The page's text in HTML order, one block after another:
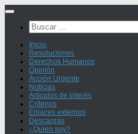
Saltar
contenidoBuscar:
Inicio
Resoluciones
Derechos Humanos
Opinión
Acción Urgente
Noticias
Artículos de interés
Criterios
Enlaces externos
Descargas
¿Quien soy?